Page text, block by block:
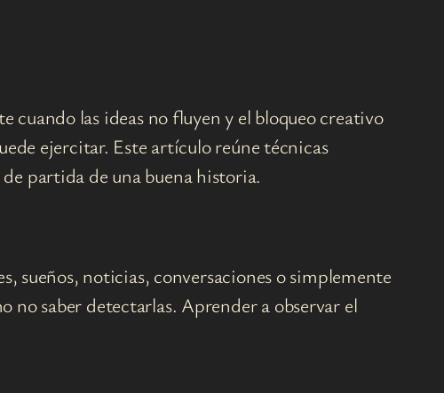
cuando las ideas no fluyen y el bloqueo creativo
ejercitar. Este artículo reúne técnicas
partida de una buena historia.
sueños, noticias, conversaciones o simplemente
no saber detectarlas. Aprender a observar el